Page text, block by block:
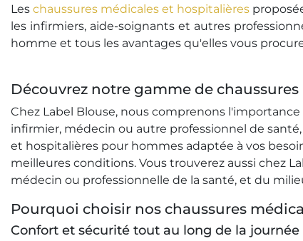
Les chaussures médicales et hospitalières
les infirmiers, aide-soignants et autres
homme et tous les avantages qu'elles vous
Découvrez notre gamme de
Chez Label Blouse, nous comprenons
infirmier, médecin ou autre professionnel de
et hospitalières pour hommes adaptée à vos
meilleures conditions. Vous trouverez aussi chez
médecin ou professionnelle de la santé, et du
Pourquoi choisir nos chaussures
Confort et sécurité tout au long de la journée